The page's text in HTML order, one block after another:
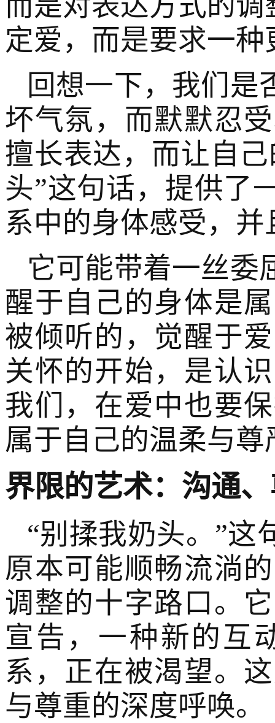
定爱，而是要求一
回想一下，我们是
坏气氛，而默默忍
擅长表达，而让自
头”这句话，提供了
系中的身体感受，
它可能带着一丝委
醒于自己的身体是
被倾听的，觉醒于
关怀的开始，是认
我们，在爱中也要
属于自己的温柔与尊
界限的艺术：沟通
“别揉我奶头。”这
原本可能顺畅流淌
调整的十字路口。
宣告，一种新的互
系，正在被渴望。
与尊重的深度呼唤。